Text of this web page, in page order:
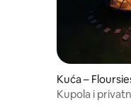
Kuća –
Kupola i